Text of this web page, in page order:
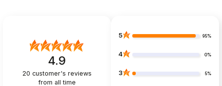
4.9
20 customer's reviews
from all time
5 95%
4 0%
3 5%